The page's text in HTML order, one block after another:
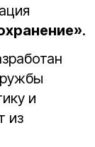
.
и
из